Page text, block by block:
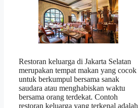
Restoran keluarga di Jakarta Selatan
merupakan tempat makan yang cocok
untuk berkumpul bersama sanak
saudara atau menghabiskan waktu
bersama orang terdekat. Contoh
restoran keluarga yang terkenal adalah